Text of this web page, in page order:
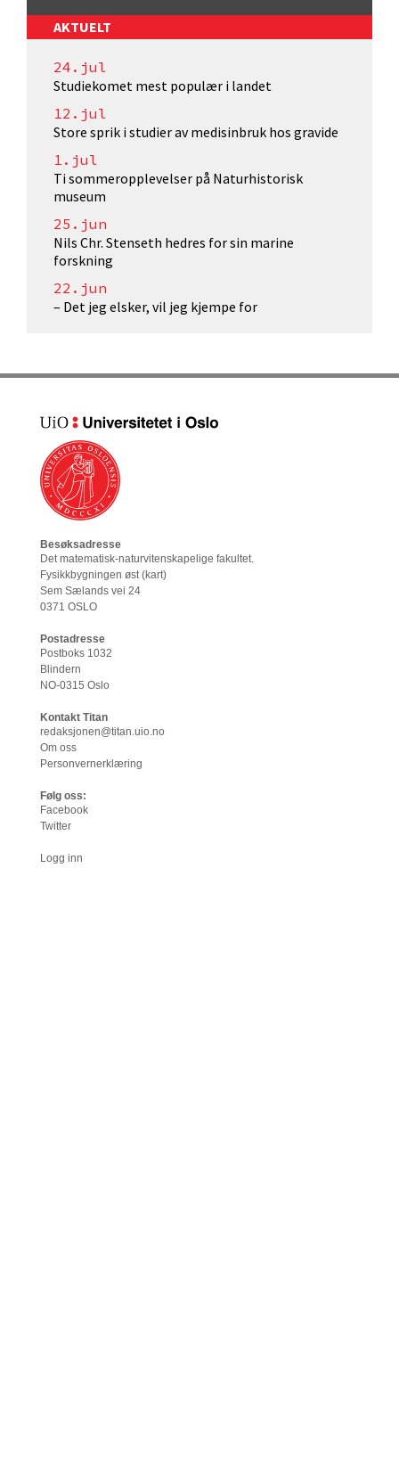
AKTUELT
24.jul
Studiekomet mest populær i landet
12.jul
Store sprik i studier av medisinbruk hos gravide
1.jul
Ti sommeropplevelser på Naturhistorisk
museum
25.jun
Nils Chr. Stenseth hedres for sin marine
forskning
22.jun
– Det jeg elsker, vil jeg kjempe for
Besøksadresse
Det matematisk-naturvitenskapelige fakultet.
Fysikkbygningen øst (kart)
Sem Sælands vei 24
0371 OSLO
Postadresse
Postboks 1032
Blindern
NO-0315 Oslo
Kontakt Titan
redaksjonen@titan.uio.no
Om oss
Personvernerklæring
Følg oss:
Facebook
Twitter
Logg inn